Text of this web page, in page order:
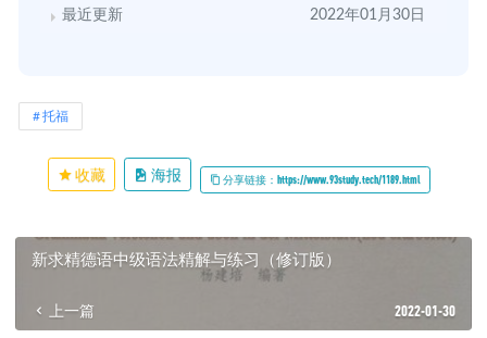
最近更新 2022年01月30日
托福
收藏 海报 分享链接：https://www.93study.tech/1189.html
新求精德语中级语法精解与练习（修订版）
上一篇 2022-01-30